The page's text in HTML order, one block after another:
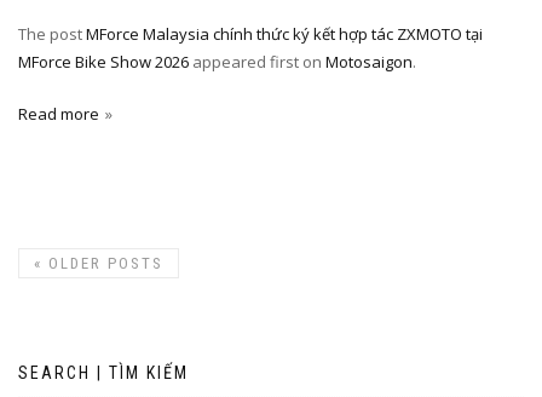
The postMForce Malaysia chính thức ký kết hợp tác ZXMOTO tại
MForce Bike Show 2026 appeared first on Motosaigon.
Read more
« OLDER POSTS
SEARCH | TÌM KIẾM